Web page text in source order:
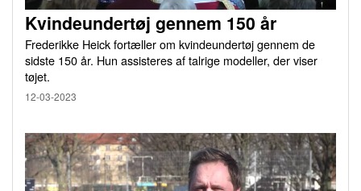
Kvindeundertøj gennem 150 år
Frederikke Heick fortæller om kvindeundertøj gennem de
sidste 150 år. Hun assisteres af talrige modeller, der viser
tøjet.
12-03-2023